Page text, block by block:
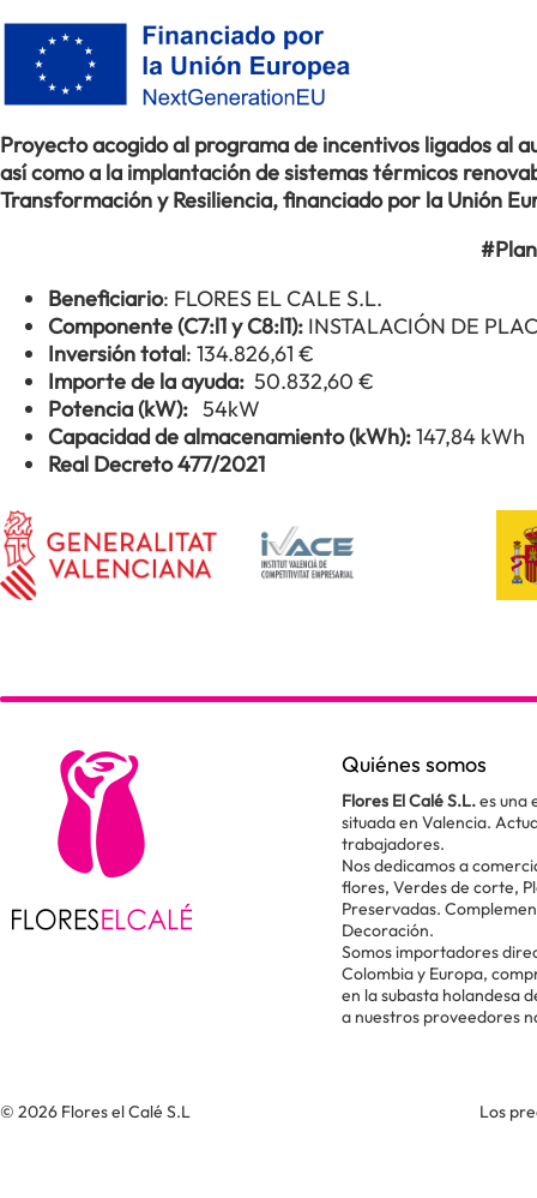
Proyecto acogido al programa de incentivos ligados al
así como a la implantación de sistemas térmicos
Transformación y Resiliencia, financiado por la Unión
Beneficiario: FLORES EL CALE S.L.
Componente (C7:l1 y C8:l1): INSTALACIÓN DE
Inversión total: 134.826,61 €
Importe de la ayuda: 50.832,60 €
Potencia (kW): 54kW
Capacidad de almacenamiento (kWh):147,84 kWh
Real Decreto 477/2021
Quiénes somos
Flores El Calé S.L.es una
situada en Valencia.
trabajadores.
Nos dedicamos a
flores, Verdes de corte,
Preservadas.
Decoración.
Somos importadores
Colombia y Europa,
en la subasta holandesa
a nuestros proveedores
© 2026 Flores el Calé S.L Los